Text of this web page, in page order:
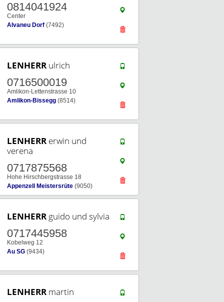
0814041924
Center
Alvaneu Dorf (7492)
LENHERR ulrich
0716500019
Amlikon-Lettenstrasse 10
Amlikon-Bissegg (8514)
LENHERR erwin und
verena
0717875568
Hohe Hirschbergstrasse 18
Appenzell Meistersrüte (9050)
LENHERR guido und sylvia
0717445958
Kobelweg 12
Au SG (9434)
LENHERR martin